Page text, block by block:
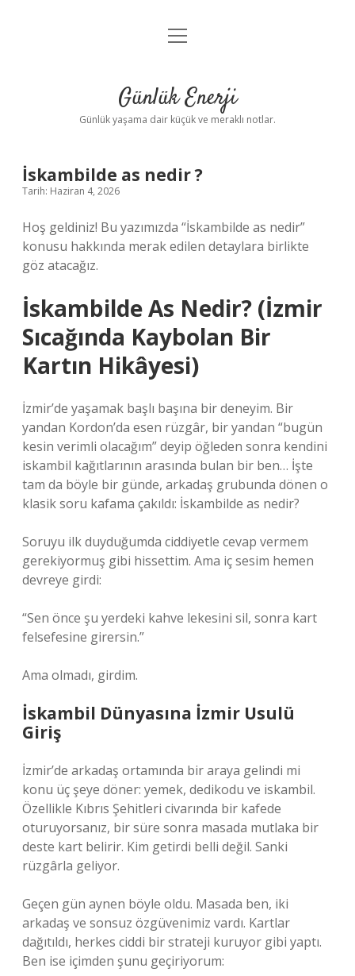
Anasayfa
Yasal Uyarı
menüyü
Günlük Enerji
Günlük yaşama dair küçük ve meraklı notlar.
İskambilde as nedir ?
Tarih: Haziran 4, 2026
Hoş geldiniz! Bu yazımızda “İskambilde as nedir”
konusu hakkında merak edilen detaylara birlikte
göz atacağız.
İskambilde As Nedir? (İzmir
Sıcağında Kaybolan Bir
Kartın Hikâyesi)
İzmir’de yaşamak başlı başına bir deneyim. Bir
yandan Kordon’da esen rüzgâr, bir yandan “bugün
kesin verimli olacağım” deyip öğleden sonra kendini
iskambil kağıtlarının arasında bulan bir ben… İşte
tam da böyle bir günde, arkadaş grubunda dönen o
klasik soru kafama çakıldı: İskambilde as nedir?
Soruyu ilk duyduğumda ciddiyetle cevap vermem
gerekiyormuş gibi hissettim. Ama iç sesim hemen
devreye girdi:
“Sen önce şu yerdeki kahve lekesini sil, sonra kart
felsefesine girersin.”
Ama olmadı, girdim.
İskambil Dünyasına İzmir Usulü
Giriş
İzmir’de arkadaş ortamında bir araya gelindi mi
konu üç şeye döner: yemek, dedikodu ve iskambil.
Özellikle Kıbrıs Şehitleri civarında bir kafede
oturuyorsanız, bir süre sonra masada mutlaka bir
deste kart belirir. Kim getirdi belli değil. Sanki
rüzgârla geliyor.
Geçen gün aynen böyle oldu. Masada ben, iki
arkadaş ve sonsuz özgüvenimiz vardı. Kartlar
dağıtıldı, herkes ciddi bir strateji kuruyor gibi yaptı.
Ben ise içimden şunu geçiriyorum: